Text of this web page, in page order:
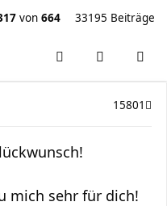
von 664 33195 Beiträge
15801
mich sehr für dich!